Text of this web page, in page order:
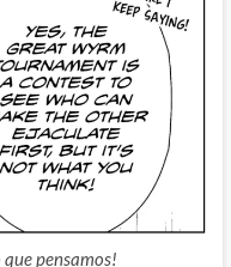
que pensamos!